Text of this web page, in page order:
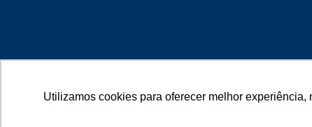
Utilizamos cookies para oferecer melhor